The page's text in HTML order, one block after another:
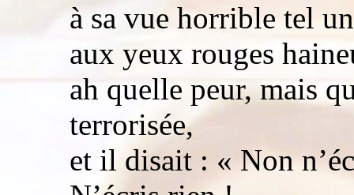
à sa vue horrible tel
aux yeux rouges
ah quelle peur, mais
terrorisée,
et il disait : « Non